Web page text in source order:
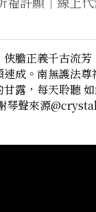
膽正義千古流
成。南無護法
露，每天聆聽
琴聲來源